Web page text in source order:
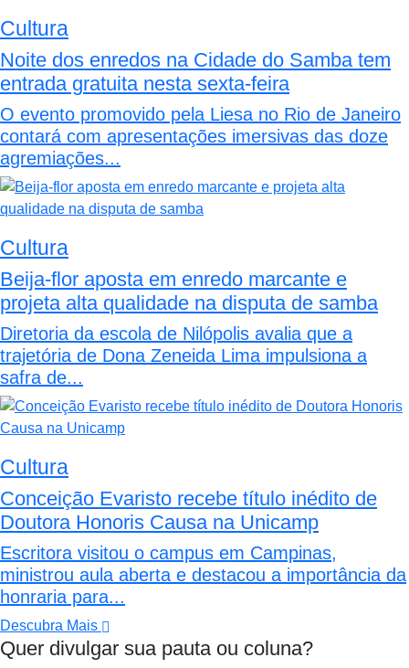
Cultura
Noite dos enredos na Cidade do Samba tem
entrada gratuita nesta sexta-feira
O evento promovido pela Liesa no Rio de Janeiro
contará com apresentações imersivas das doze
agremiações...
Cultura
Beija-flor aposta em enredo marcante e
projeta alta qualidade na disputa de samba
Diretoria da escola de Nilópolis avalia que a
trajetória de Dona Zeneida Lima impulsiona a
safra de...
Cultura
Conceição Evaristo recebe título inédito de
Doutora Honoris Causa na Unicamp
Escritora visitou o campus em Campinas,
ministrou aula aberta e destacou a importância da
honraria para...
Descubra Mais
Quer divulgar sua pauta ou coluna?